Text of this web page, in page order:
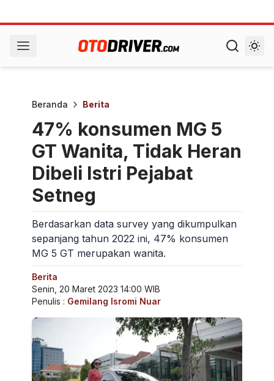
Beranda Berita
47% konsumen MG 5
GT Wanita, Tidak Heran
Dibeli Istri Pejabat
Setneg
Berdasarkan data survey yang dikumpulkan
sepanjang tahun 2022 ini, 47% konsumen
MG 5 GT merupakan wanita.
Berita
Senin, 20 Maret 2023 14:00 WIB
Penulis : Gemilang Isromi Nuar